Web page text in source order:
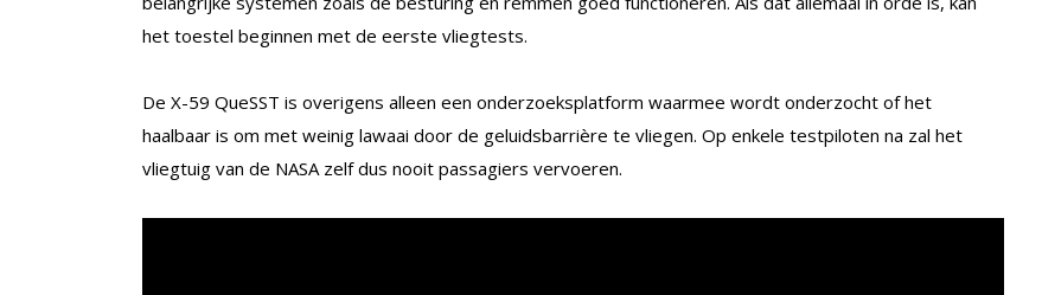
het toestel beginnen met de eerste vliegtests.
De X-59 QueSST is overigens alleen een onderzoeksplatform waarmee wordt onderzocht of het
haalbaar is om met weinig lawaai door de geluidsbarrière te vliegen. Op enkele testpiloten na zal het
vliegtuig van de NASA zelf dus nooit passagiers vervoeren.